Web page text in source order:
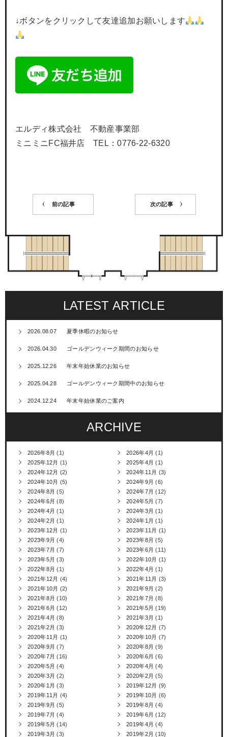
↓ボタンをクリックして友達追加お願いします
エルディ株式会社 不動産事業部
ミニミニFC福井店 TEL：0776-22-6320
前の記事 次の記事
LATEST ARTICLE
2026.08.07 夏季休暇のお知らせ
2026.04.30 ゴールデンウィーク期間のお知らせ
2025.12.26 年末年始休業のお知らせ
2025.04.28 ゴールデンウィーク期間中のお知らせ
2024.12.24 年末年始休業のご案内
ARCHIVE
2026年8月 (1) 2026年4月 (1)
2025年12月 (1) 2025年4月 (1)
2024年12月 (2) 2024年11月 (3)
2024年10月 (5) 2024年9月 (6)
2024年8月 (5) 2024年7月 (12)
2024年6月 (8) 2024年5月 (7)
2024年4月 (1) 2024年3月 (1)
2024年2月 (1) 2024年1月 (1)
2023年12月 (1) 2023年11月 (1)
2023年9月 (4) 2023年8月 (5)
2023年7月 (7) 2023年6月 (11)
2023年5月 (3) 2022年10月 (1)
2022年8月 (1) 2022年4月 (1)
2021年12月 (4) 2021年11月 (3)
2021年10月 (2) 2021年9月 (2)
2021年8月 (10) 2021年7月 (8)
2021年6月 (12) 2021年5月 (19)
2021年4月 (8) 2021年3月 (1)
2021年2月 (3) 2020年12月 (7)
2020年11月 (1) 2020年10月 (7)
2020年9月 (7) 2020年8月 (9)
2020年7月 (16) 2020年6月 (6)
2020年5月 (4) 2020年4月 (4)
2020年3月 (2) 2020年2月 (5)
2020年1月 (3) 2019年12月 (9)
2019年11月 (4) 2019年10月 (6)
2019年9月 (5) 2019年8月 (4)
2019年7月 (4) 2019年6月 (12)
2019年5月 (14) 2019年4月 (4)
2019年3月 (3) 2019年2月 (10)